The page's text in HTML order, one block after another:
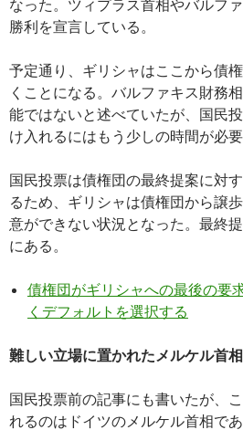
なった。ツィプラス首相やバルフ
勝利を宣言している。
予定通り、ギリシャはここから債
くことになる。バルファキス財務
能ではないと述べていたが、国民
け入れるにはもう少しの時間が必要
国民投票は債権団の最終提案に対
るため、ギリシャは債権団から譲
意ができない状況となった。最終
にある。
債権団がギリシャへの最後の要
くデフォルトを選択する
難しい立場に置かれたメルケル首相
国民投票前の記事にも書いたが、
れるのはドイツのメルケル首相であ